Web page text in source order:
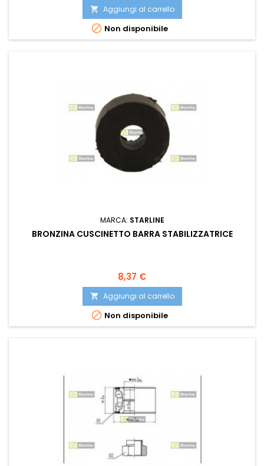
 Aggiungi al carrello
 Non disponibile
MARCA: STARLINE
BRONZINA CUSCINETTO BARRA STABILIZZATRICE
Prezzo
8,37 €
 Aggiungi al carrello
 Non disponibile